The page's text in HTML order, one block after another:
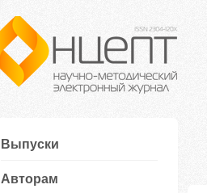
Выпуски
Авторам